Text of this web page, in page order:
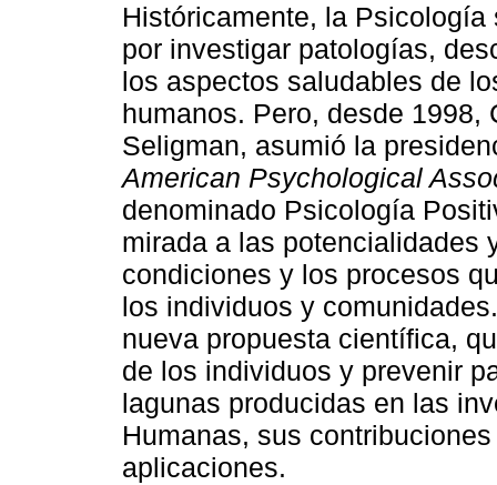
Históricamente, la Psicología
por investigar patologías,
los aspectos saludables de
humanos. Pero, desde 1998,
Seligman, asumió la
American Psychological
denominado Psicología
mirada a las potencialidades
condiciones y los procesos
los individuos y
nueva propuesta científica,
de los individuos y prevenir
lagunas producidas en las
Humanas, sus
aplicaciones.